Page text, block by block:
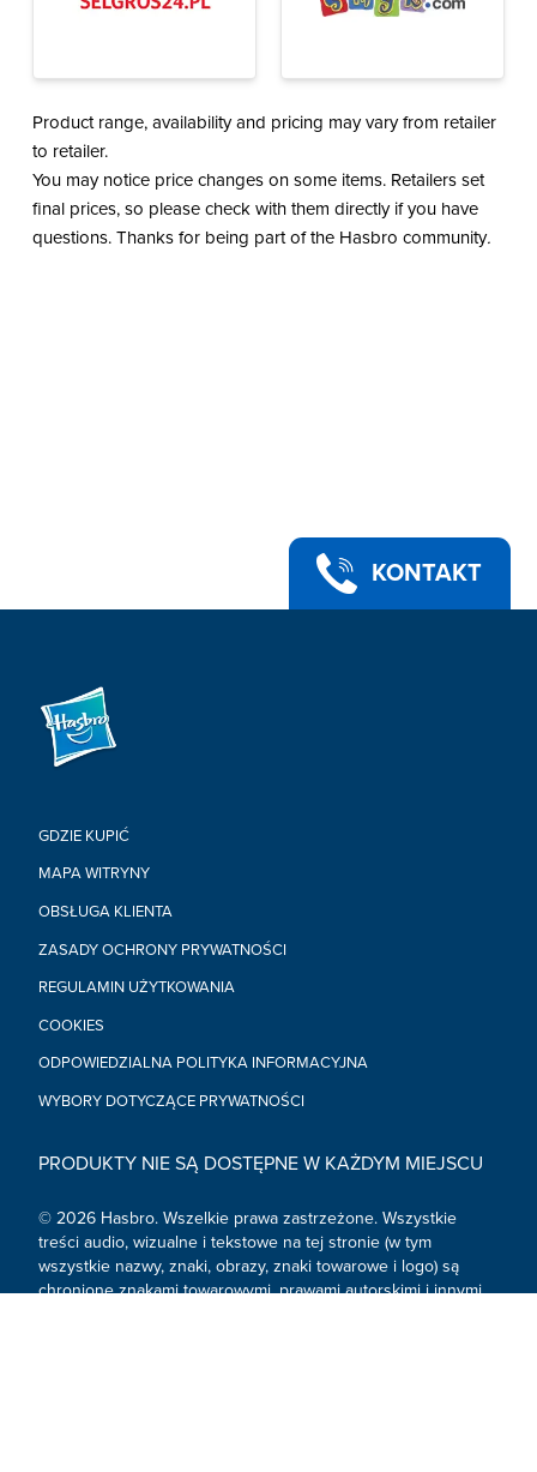
Product range, availability and pricing may vary from retailer
to retailer.
You may notice price changes on some items. Retailers set
final prices, so please check with them directly if you have
questions. Thanks for being part of the Hasbro community.
KONTAKT
GDZIE KUPIĆ
MAPA WITRYNY
OBSŁUGA KLIENTA
ZASADY OCHRONY PRYWATNOŚCI
REGULAMIN UŻYTKOWANIA
COOKIES
ODPOWIEDZIALNA POLITYKA INFORMACYJNA
WYBORY DOTYCZĄCE PRYWATNOŚCI
PRODUKTY NIE SĄ DOSTĘPNE W KAŻDYM MIEJSCU
© 2026 Hasbro. Wszelkie prawa zastrzeżone. Wszystkie
treści audio, wizualne i tekstowe na tej stronie (w tym
wszystkie nazwy, znaki, obrazy, znaki towarowe i logo) są
chronione znakami towarowymi, prawami autorskimi i innymi